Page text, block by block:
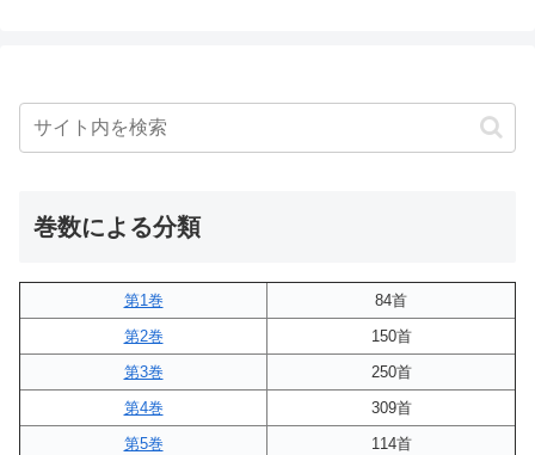
巻数による分類
第1巻
84首
第2巻
150首
第3巻
250首
第4巻
309首
第5巻
114首